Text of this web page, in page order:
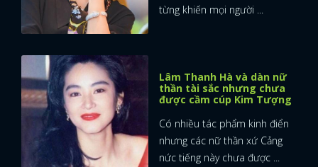
từng khiến mọi người ...
Lâm Thanh Hà và dàn nữ
thần tài sắc nhưng chưa
được cầm cúp Kim Tượng
Có nhiều tác phẩm kinh điển
nhưng các nữ thần xứ Cảng
nức tiếng này chưa được ...